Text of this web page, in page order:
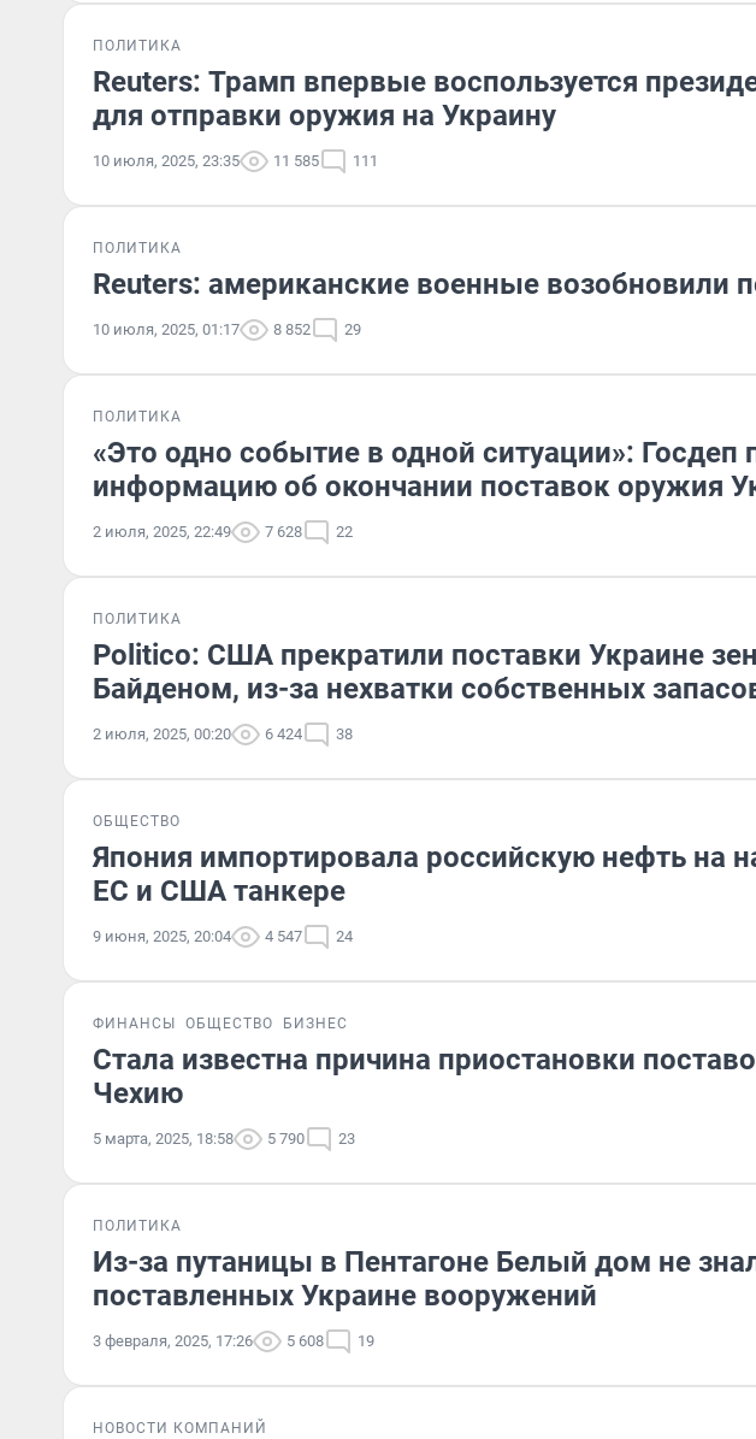
ПОЛИТИКА
Reuters: Трамп впервые воспользуется
для отправки оружия на Украину
10 июля, 2025, 23:35 11 585 111
ПОЛИТИКА
Reuters: американские военные возобновили
10 июля, 2025, 01:17 8 852 29
ПОЛИТИКА
«Это одно событие в одной ситуации»:
информацию об окончании поставок оружия
2 июля, 2025, 22:49 7 628 22
ПОЛИТИКА
Politico: CША прекратили поставки Украине
Байденом, из-за нехватки собственных
2 июля, 2025, 00:20 6 424 38
ОБЩЕСТВО
Япония импортировала российскую нефть на
ЕС и США танкере
9 июня, 2025, 20:04 4 547 24
ФИНАНСЫ ОБЩЕСТВО БИЗНЕС
Стала известна причина приостановки
Чехию
5 марта, 2025, 18:58 5 790 23
ПОЛИТИКА
Из-за путаницы в Пентагоне Белый дом не
поставленных Украине вооружений
3 февраля, 2025, 17:26 5 608 19
НОВОСТИ КОМПАНИЙ